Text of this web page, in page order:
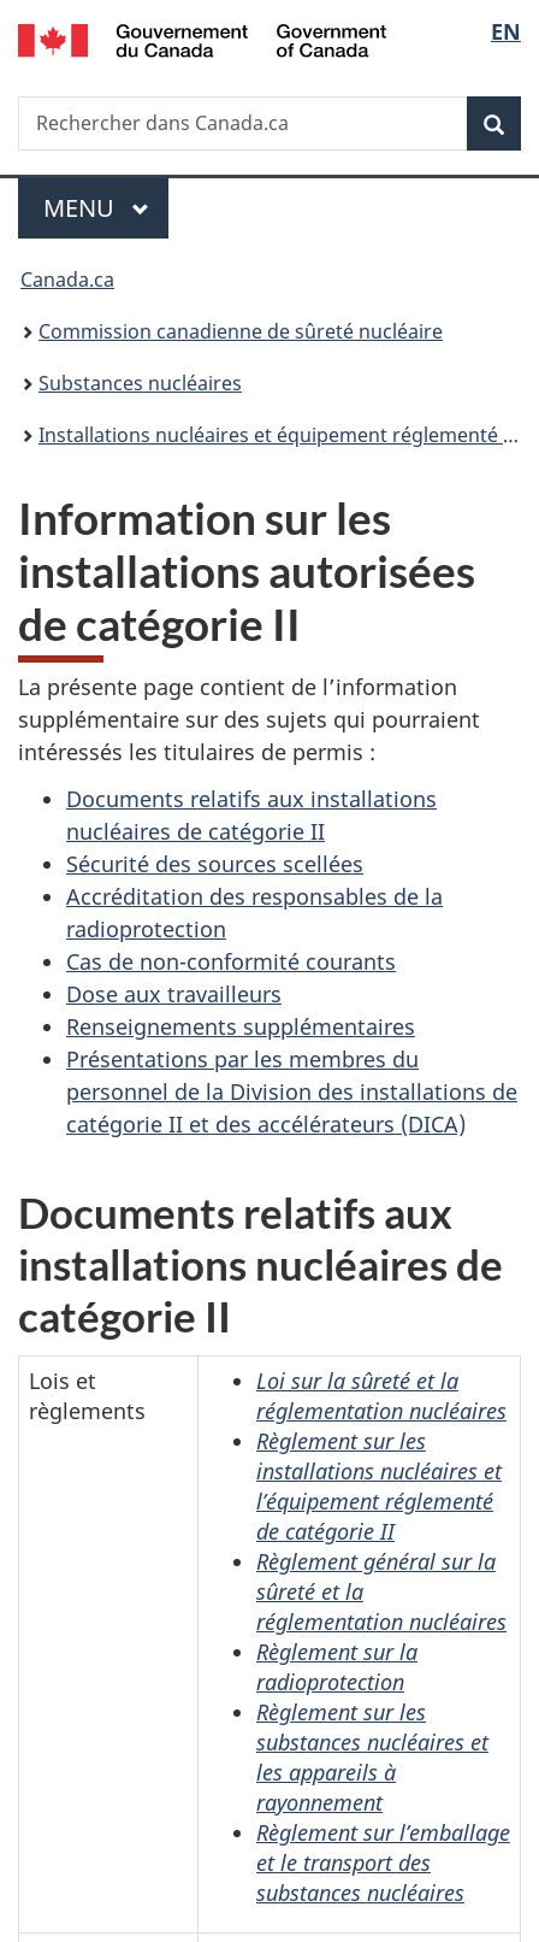
Passer
au
principal
de
la
EN
Recherche
Rechercher
dans
Menu
MENU PRINCIPAL
Vous
êtes
ici
Canada.ca
Commission canadienne de sûreté nucléaire
Substances nucléaires
Installations nucléaires et équipement réglementé de catégorie II
Information sur les
installations autorisées
de catégorie II
La présente page contient de l’information
supplémentaire sur des sujets qui pourraient
intéressés les titulaires de permis :
Documents relatifs aux installations
nucléaires de catégorie II
Sécurité des sources scellées
Accréditation des responsables de la
radioprotection
Cas de non-conformité courants
Dose aux travailleurs
Renseignements supplémentaires
Présentations par les membres du
personnel de la Division des installations de
catégorie II et des accélérateurs (DICA)
Documents relatifs aux
installations nucléaires de
catégorie II
Lois et
règlements
Loi sur la sûreté et la
réglementation nucléaires
Règlement sur les
installations nucléaires et
l’équipement réglementé
de catégorie II
Règlement général sur la
sûreté et la
réglementation nucléaires
Règlement sur la
radioprotection
Règlement sur les
substances nucléaires et
les appareils à
rayonnement
Règlement sur l’emballage
et le transport des
substances nucléaires